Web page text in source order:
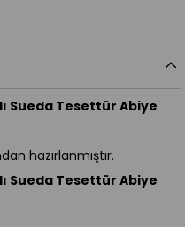
Sueda Tesettür Abiye
hazırlanmıştır.
Sueda Tesettür Abiye